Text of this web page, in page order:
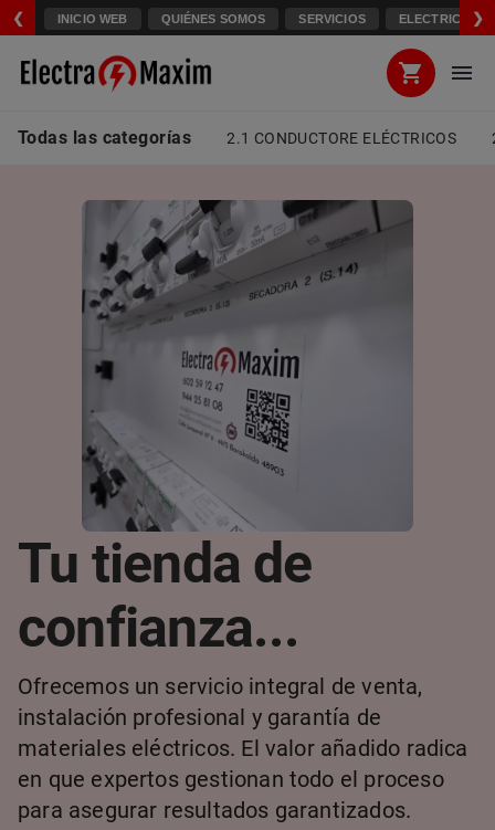
Todas las categorías 2.1 CONDUCTORE ELÉCTRICOS
Tu tienda de
confianza...
Ofrecemos un servicio integral de venta,
instalación profesional y garantía de
materiales eléctricos. El valor añadido radica
en que expertos gestionan todo el proceso
para asegurar resultados garantizados.
❮ INICIO WEB QUIÉNES SOMOS SERVICIOS ELECTRICIDAD
❯